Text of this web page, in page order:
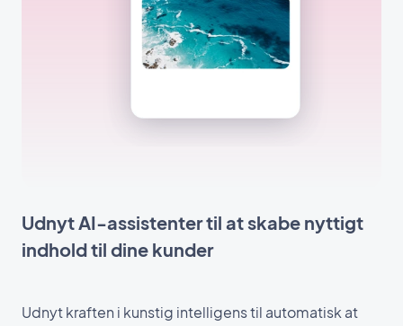
Udnyt AI-assistenter til at skabe nyttigt
indhold til dine kunder
Udnyt kraften i kunstig intelligens til automatisk at